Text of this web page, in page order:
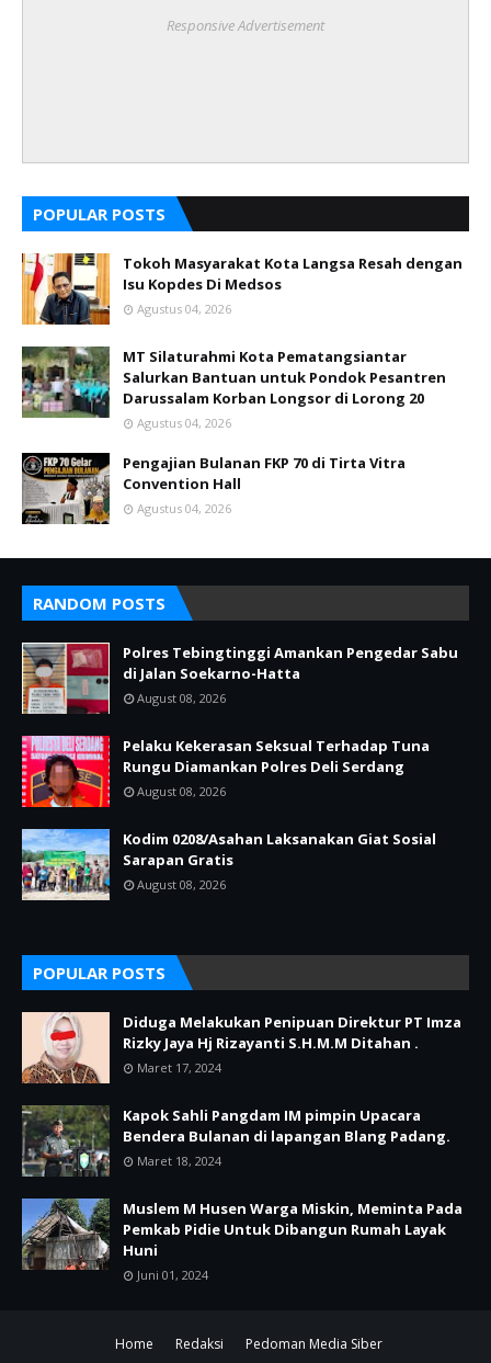
Responsive Advertisement
POPULAR POSTS
Tokoh Masyarakat Kota Langsa Resah dengan
Isu Kopdes Di Medsos
Agustus 04, 2026
MT Silaturahmi Kota Pematangsiantar
Salurkan Bantuan untuk Pondok Pesantren
Darussalam Korban Longsor di Lorong 20
Agustus 04, 2026
Pengajian Bulanan FKP 70 di Tirta Vitra
Convention Hall
Agustus 04, 2026
RANDOM POSTS
Polres Tebingtinggi Amankan Pengedar Sabu
di Jalan Soekarno-Hatta
August 08, 2026
Pelaku Kekerasan Seksual Terhadap Tuna
Rungu Diamankan Polres Deli Serdang
August 08, 2026
Kodim 0208/Asahan Laksanakan Giat Sosial
Sarapan Gratis
August 08, 2026
POPULAR POSTS
Diduga Melakukan Penipuan Direktur PT Imza
Rizky Jaya Hj Rizayanti S.H.M.M Ditahan .
Maret 17, 2024
Kapok Sahli Pangdam IM pimpin Upacara
Bendera Bulanan di lapangan Blang Padang.
Maret 18, 2024
Muslem M Husen Warga Miskin, Meminta Pada
Pemkab Pidie Untuk Dibangun Rumah Layak
Huni
Juni 01, 2024
Home Redaksi Pedoman Media Siber